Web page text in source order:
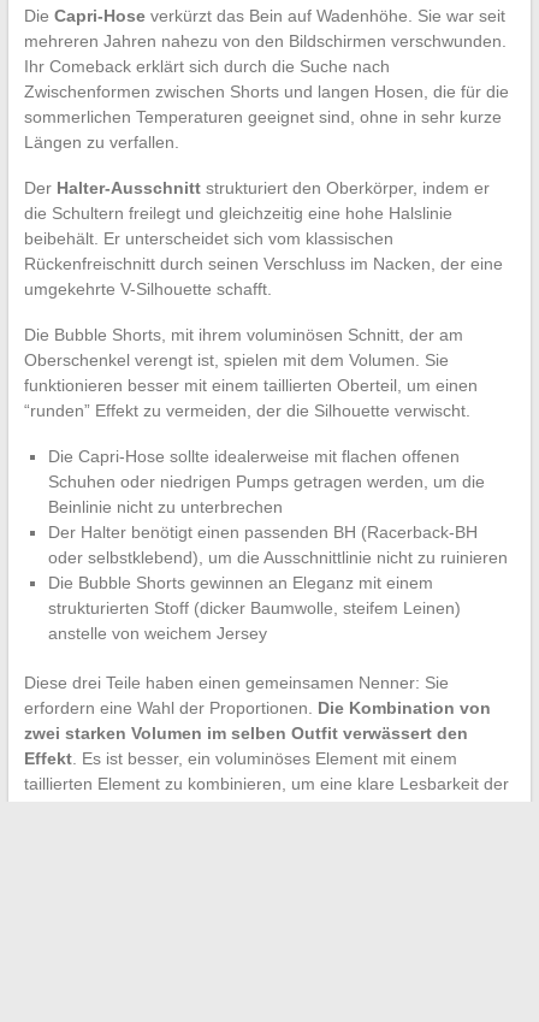
Die Capri-Hoseverkürzt das Bein auf Wadenhöhe. Sie war seit
mehreren Jahren nahezu von den Bildschirmen verschwunden.
Ihr Comeback erklärt sich durch die Suche nach
Zwischenformen zwischen Shorts und langen Hosen, die für die
sommerlichen Temperaturen geeignet sind, ohne in sehr kurze
Längen zu verfallen.
Der Halter-Ausschnittstrukturiert den Oberkörper, indem er
die Schultern freilegt und gleichzeitig eine hohe Halslinie
beibehält. Er unterscheidet sich vom klassischen
Rückenfreischnitt durch seinen Verschluss im Nacken, der eine
umgekehrte V-Silhouette schafft.
Die Bubble Shorts, mit ihrem voluminösen Schnitt, der am
Oberschenkel verengt ist, spielen mit dem Volumen. Sie
funktionieren besser mit einem taillierten Oberteil, um einen
“runden” Effekt zu vermeiden, der die Silhouette verwischt.
Die Capri-Hose sollte idealerweise mit flachen offenen
Schuhen oder niedrigen Pumps getragen werden, um die
Beinlinie nicht zu unterbrechen
Der Halter benötigt einen passenden BH (Racerback-BH
oder selbstklebend), um die Ausschnittlinie nicht zu ruinieren
Die Bubble Shorts gewinnen an Eleganz mit einem
strukturierten Stoff (dicker Baumwolle, steifem Leinen)
anstelle von weichem Jersey
Diese drei Teile haben einen gemeinsamen Nenner: Sie
erfordern eine Wahl der Proportionen. Die Kombination von
zwei starken Volumen im selben Outfit verwässert den
Effekt. Es ist besser, ein voluminöses Element mit einem
taillierten Element zu kombinieren, um eine klare Lesbarkeit der